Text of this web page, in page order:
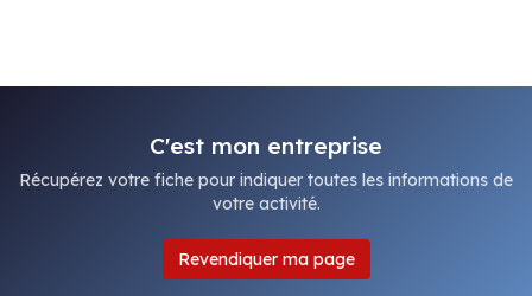
C'est mon entreprise
Récupérez votre fiche pour indiquer toutes les informations de
votre activité.
Revendiquer ma page